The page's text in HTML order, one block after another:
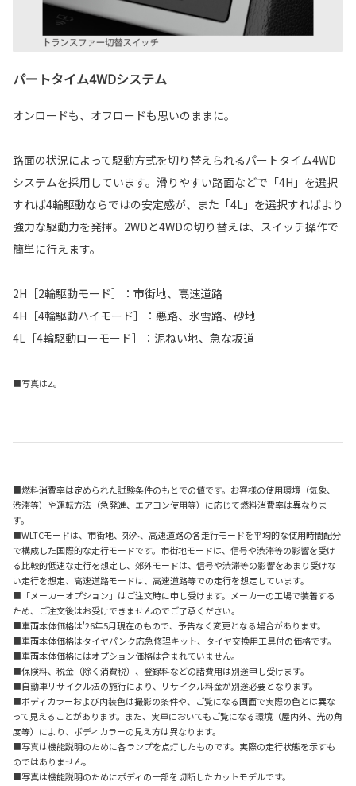
パートタイム4WDシステム
オンロードも、オフロードも思いのままに。
路面の状況によって駆動方式を切り替えられるパートタイム4WD
システムを採用しています。滑りやすい路面などで「4H」を選択
すれば4輪駆動ならではの安定感が、また「4L」を選択すればより
強力な駆動力を発揮。2WDと4WDの切り替えは、スイッチ操作で
簡単に行えます。
2H［2輪駆動モード］：市街地、高速道路
4H［4輪駆動ハイモード］：悪路、氷雪路、砂地
4L［4輪駆動ローモード］：泥ねい地、急な坂道
■写真はZ。
■燃料消費率は定められた試験条件のもとでの値です。お客様の使用環境（気象、
渋滞等）や運転方法（急発進、エアコン使用等）に応じて燃料消費率は異なりま
す。
■WLTCモードは、市街地、郊外、高速道路の各走行モードを平均的な使用時間配分
で構成した国際的な走行モードです。市街地モードは、信号や渋滞等の影響を受け
る比較的低速な走行を想定し、郊外モードは、信号や渋滞等の影響をあまり受けな
い走行を想定、高速道路モードは、高速道路等での走行を想定しています。
■「メーカーオプション」はご注文時に申し受けます。メーカーの工場で装着する
ため、ご注文後はお受けできませんのでご了承ください。
■車両本体価格は'26年5月現在のもので、予告なく変更となる場合があります。
■車両本体価格はタイヤパンク応急修理キット、タイヤ交換用工具付の価格です。
■車両本体価格にはオプション価格は含まれていません。
■保険料、税金（除く消費税）、登録料などの諸費用は別途申し受けます。
■自動車リサイクル法の施行により、リサイクル料金が別途必要となります。
■ボディカラーおよび内装色は撮影の条件や、ご覧になる画面で実際の色とは異な
って見えることがあります。また、実車においてもご覧になる環境（屋内外、光の角
度等）により、ボディカラーの見え方は異なります。
■写真は機能説明のために各ランプを点灯したものです。実際の走行状態を示すも
のではありません。
■写真は機能説明のためにボディの一部を切断したカットモデルです。